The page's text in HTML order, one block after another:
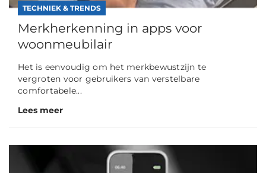
TECHNIEK & TRENDS
Merkherkenning in apps voor
woonmeubilair
Het is eenvoudig om het merkbewustzijn te
vergroten voor gebruikers van verstelbare
comfortabele...
Lees meer